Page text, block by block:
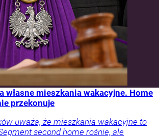
własne mieszkania wakacyjne. Home
przekonuje
uważa, że mieszkania wakacyjne to
second home rośnie, ale